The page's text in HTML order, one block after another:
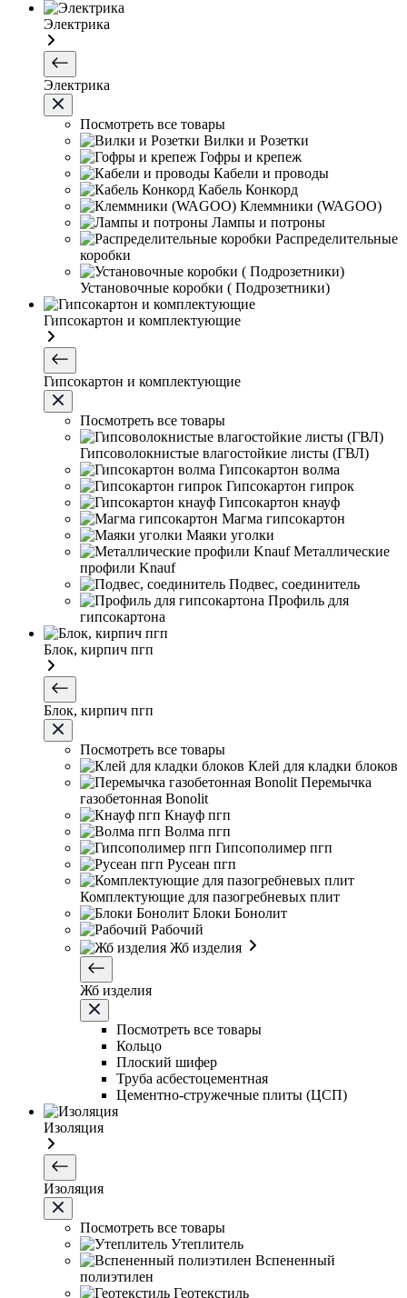
Электрика
Электрика
Посмотреть все товары
Вилки и Розетки
Гофры и крепеж
Кабели и проводы
Кабель Конкорд
Клеммники (WAGOО)
Лампы и потроны
Распределительные
коробки
Установочные коробки ( Подрозетники)
Гипсокартон и комплектующие
Гипсокартон и комплектующие
Посмотреть все товары
Гипсоволокнистые влагостойкие листы (ГВЛ)
Гипсокартон волма
Гипсокартон гипрок
Гипсокартон кнауф
Магма гипсокартон
Маяки уголки
Металлические
профили Knauf
Подвес, соединитель
Профиль для
гипсокартона
Блок, кирпич пгп
Блок, кирпич пгп
Посмотреть все товары
Клей для кладки блоков
Перемычка
газобетонная Bonolit
Кнауф пгп
Волма пгп
Гипсополимер пгп
Русеан пгп
Комплектующие для пазогребневых плит
Блоки Бонолит
Рабочий
Жб изделия
Жб изделия
Посмотреть все товары
Кольцо
Плоский шифер
Труба асбестоцементная
Цементно-стружечные плиты (ЦСП)
Изоляция
Изоляция
Посмотреть все товары
Утеплитель
Вспененный
полиэтилен
Геотекстиль